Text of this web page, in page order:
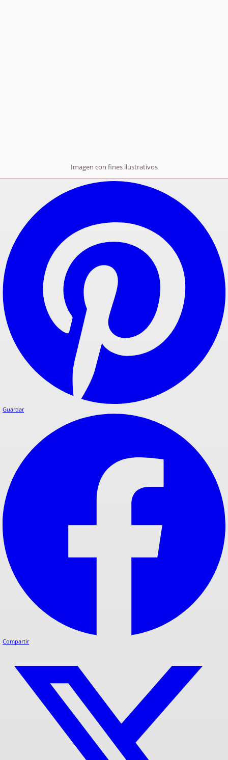
Imagen con fines ilustrativos
Guardar
Compartir